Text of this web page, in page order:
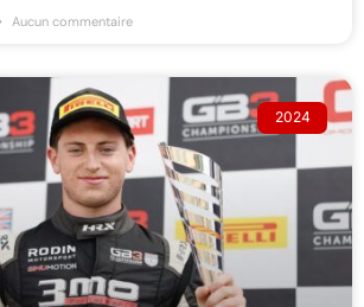
Aucun commentaire
2024